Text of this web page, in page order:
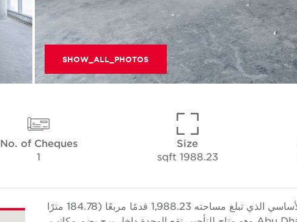
SHOW_ALL_PHOTOS
Size
1988.23 sqft
No. of Cheques
1
تقدم Cushman & Wakefield Core هذا المكتب الأساسي الذي تبلغ مساحته 1,988.23 قدمًا مربعًا (184.78 مترًا